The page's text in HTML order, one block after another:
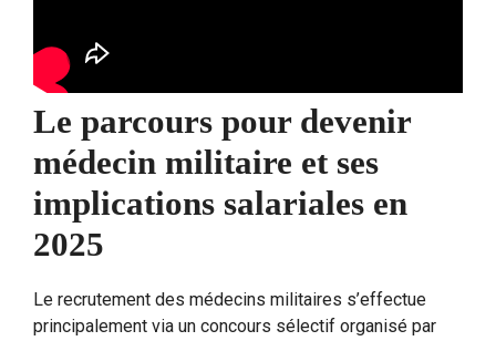
Le parcours pour devenir
médecin militaire et ses
implications salariales en
2025
Le recrutement des médecins militaires s’effectue
principalement via un concours sélectif organisé par